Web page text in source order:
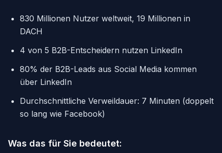
830 Millionen Nutzer weltweit, 19 Millionen in
DACH
4 von 5 B2B-Entscheidern nutzen LinkedIn
80% der B2B-Leads aus Social Media kommen
über LinkedIn
Durchschnittliche Verweildauer: 7 Minuten (doppelt
so lang wie Facebook)
Was das für Sie bedeutet: